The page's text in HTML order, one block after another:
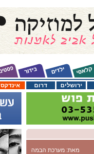
אינדקס דרום ירושלים
מאת: מערכת הבמה